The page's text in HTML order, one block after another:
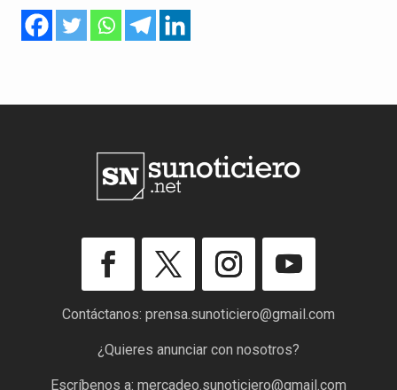
Contáctanos: prensa.sunoticiero@gmail.com
¿Quieres anunciar con nosotros?
Escríbenos a: mercadeo.sunoticiero@gmail.com